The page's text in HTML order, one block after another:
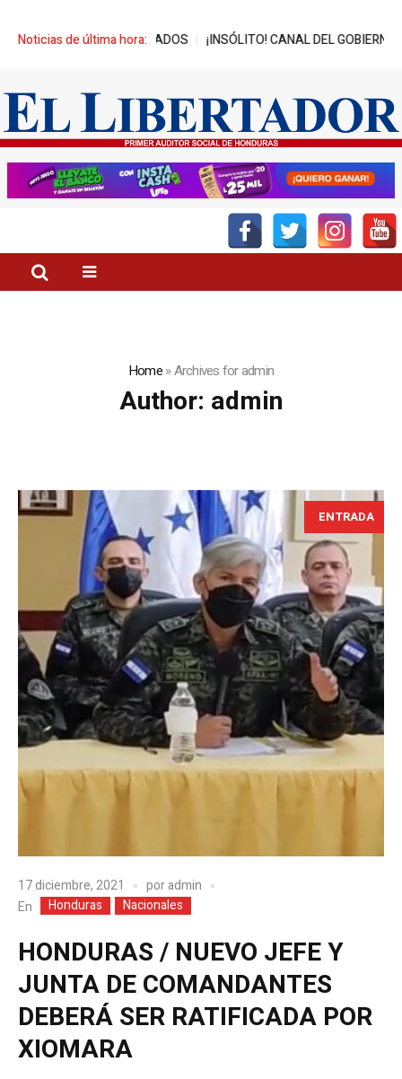
Noticias de última hora:
¡INSÓLITO! CANAL DEL GOBIERNO PROMUEVE ZEDE
Home»Archives for admin
Author: admin
ENTRADA
17 diciembre, 2021 poradmin
En
Honduras Nacionales
HONDURAS / NUEVO JEFE Y
JUNTA DE COMANDANTES
DEBERÁ SER RATIFICADA POR
XIOMARA